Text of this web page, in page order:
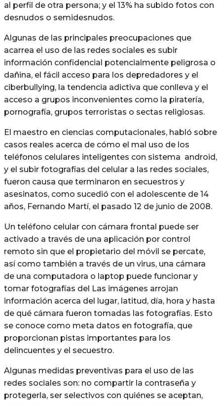
al perfil de otra persona; y el 13% ha subido fotos con
desnudos o semidesnudos.
Algunas de las principales preocupaciones que
acarrea el uso de las redes sociales es subir
información confidencial potencialmente peligrosa o
dañina, el fácil acceso para los depredadores y el
ciberbullying, la tendencia adictiva que conlleva y el
acceso a grupos inconvenientes como la piratería,
pornografía, grupos terroristas o sectas religiosas.
El maestro en ciencias computacionales, habló sobre
casos reales acerca de cómo el mal uso de los
teléfonos celulares inteligentes con sistema android,
y el subir fotografías del celular a las redes sociales,
fueron causa que terminaron en secuestros y
asesinatos, como sucedió con el adolescente de 14
años, Fernando Martí, el pasado 12 de junio de 2008.
Un teléfono celular con cámara frontal puede ser
activado a través de una aplicación por control
remoto sin que el propietario del móvil se percate,
así como también a través de un virus, una cámara
de una computadora o laptop puede funcionar y
tomar fotografías del Las imágenes arrojan
información acerca del lugar, latitud, día, hora y hasta
de qué cámara fueron tomadas las fotografías. Esto
se conoce como meta datos en fotografía, que
proporcionan pistas importantes para los
delincuentes y el secuestro.
Algunas medidas preventivas para el uso de las
redes sociales son: no compartir la contraseña y
protegerla, ser selectivos con quiénes se aceptan,